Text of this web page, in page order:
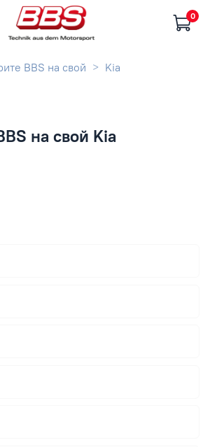
0
BBS на свой Kia
на свой Kia